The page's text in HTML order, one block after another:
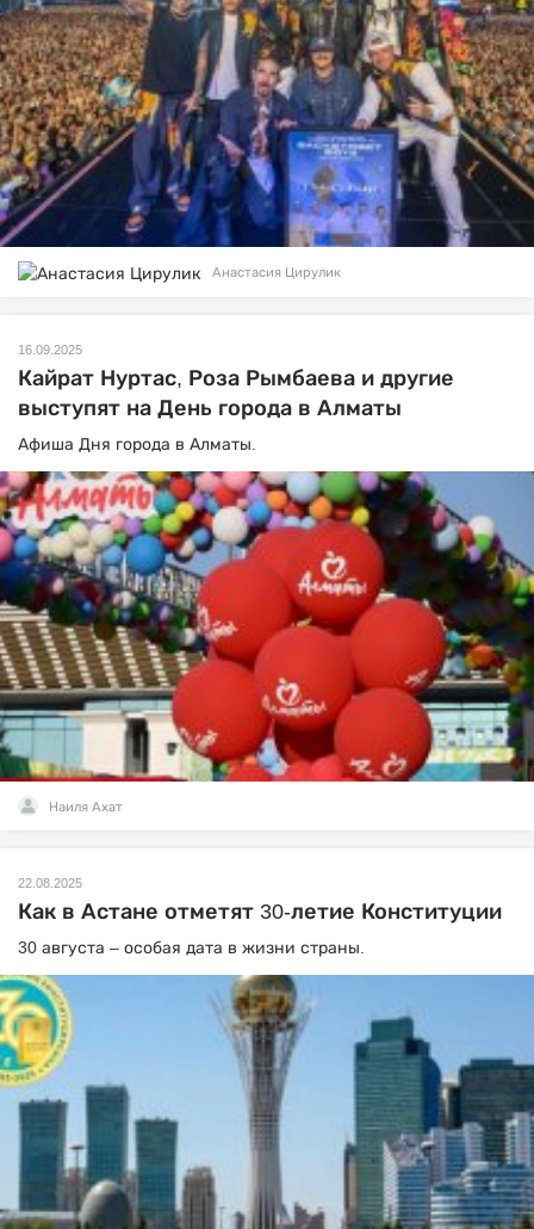
Анастасия Цирулик
16.09.2025
Кайрат Нуртас, Роза Рымбаева и другие
выступят на День города в Алматы
Афиша Дня города в Алматы.
Наиля Ахат
22.08.2025
Как в Астане отметят 30-летие Конституции
30 августа – особая дата в жизни страны.